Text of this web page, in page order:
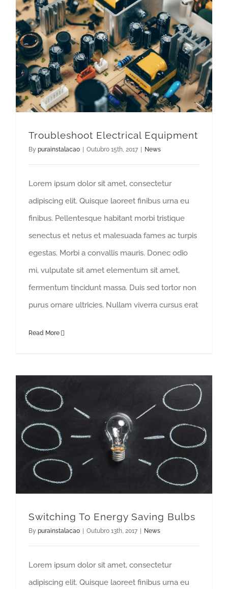
Troubleshoot Electrical Equipment
By purainstalacao | Outubro 15th, 2017 | News
Lorem ipsum dolor sit amet, consectetur
adipiscing elit. Quisque laoreet finibus urna eu
finibus. Pellentesque habitant morbi tristique
senectus et netus et malesuada fames ac turpis
egestas. Morbi a convallis mauris. Donec odio
mi, vulputate sit amet elementum sit amet,
fermentum tincidunt massa. Duis sed tortor non
purus ornare ultricies. Nullam viverra cursus erat
Read More
Switching To Energy Saving Bulbs
By purainstalacao | Outubro 13th, 2017 | News
Lorem ipsum dolor sit amet, consectetur
adipiscing elit. Quisque laoreet finibus urna eu